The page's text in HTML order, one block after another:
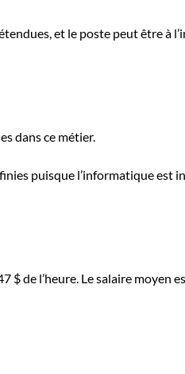
et le poste peut être à
dans ce métier.
puisque l’informatique est
de l’heure. Le salaire moyen